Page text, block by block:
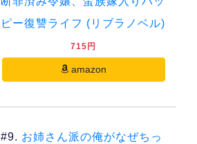
ピー復讐ライフ (リブラノベル)
715円
amazon
#9. お姉さん派の俺がなぜちっ